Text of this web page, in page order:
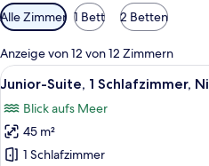
Verfügbare
Filter
für
Zimmer
Alle Zimmer 1 Bett 2 Betten
Anzeige von 12 von 12 Zimmern
Alle
Fotos
für
Junior-
Suite,
7
Junior-Suite, 1 Schlafzimmer,
Blick aufs Meer
45 m²
1 Schlafzimmer